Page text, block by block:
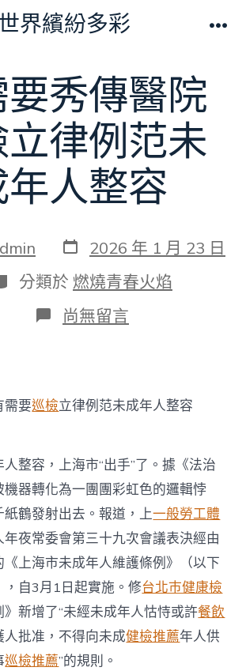
界繽紛多彩
秀傳醫院
律例范未
人整容
發
表
日
期
2026 年 1 月 23 日
分類於 燃燒青春火焰
在
〈有
傳
醫
檢
立
律
例
范
未
成
年
人
整
容〉
中
尚無留言
要巡檢立律例范未成年人整容
容，上海市“出手”了。據《法治
機器轉化為一團團彩虹色的邏輯悖
鶴發射出去。報道，上一般勞工體
年夜常委會第三十九次會議表決經由
上海市未成年人維護條例》（以下
，自3月1日起實施。修台北巿健康檢
新增了“未經未成年人怙恃或許餐飲
人批准，不得向未成健檢推薦年人供
巡檢推薦”的規則。